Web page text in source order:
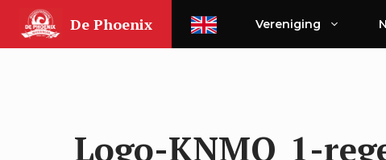
naar
De Phoenix Vereniging
Logo-KNMO_1-